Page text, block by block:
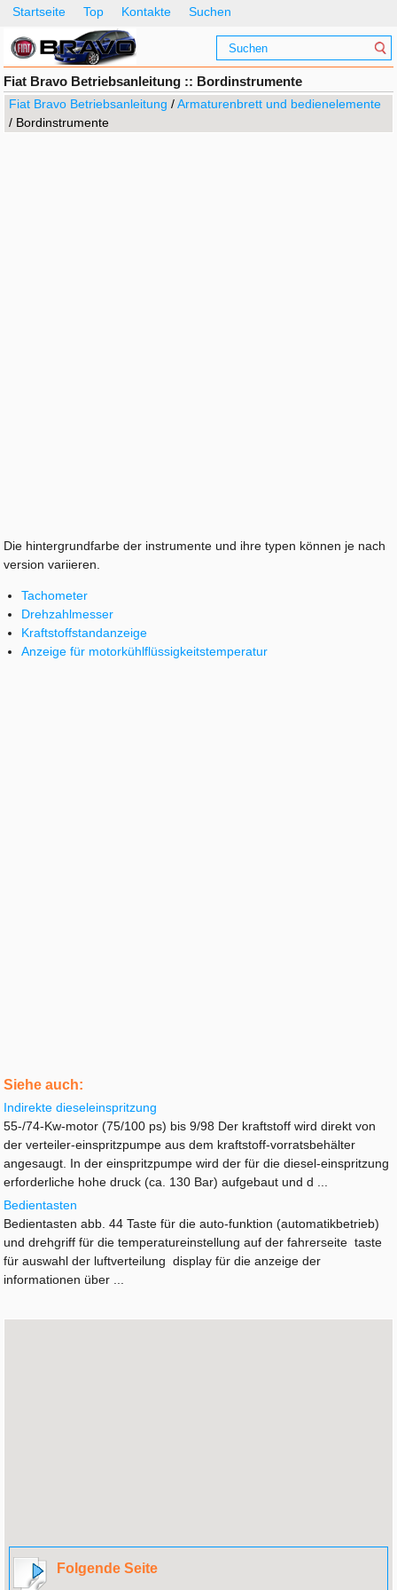
Startseite Top Kontakte Suchen
Fiat Bravo Betriebsanleitung :: Bordinstrumente
Fiat Bravo Betriebsanleitung /Armaturenbrett und bedienelemente
/ Bordinstrumente
Die hintergrundfarbe der instrumente und ihre typen können je nach
version variieren.
Tachometer
Drehzahlmesser
Kraftstoffstandanzeige
Anzeige für motorkühlflüssigkeitstemperatur
Siehe auch:
Indirekte dieseleinspritzung
55-/74-Kw-motor (75/100 ps) bis 9/98 Der kraftstoff wird direkt von
der verteiler-einspritzpumpe aus dem kraftstoff-vorratsbehälter
angesaugt. In der einspritzpumpe wird der für die diesel-einspritzung
erforderliche hohe druck (ca. 130 Bar) aufgebaut und d ...
Bedientasten
Bedientasten abb. 44 Taste für die auto-funktion (automatikbetrieb)
und drehgriff für die temperatureinstellung auf der fahrerseite taste
für auswahl der luftverteilung display für die anzeige der
informationen über ...
Folgende Seite